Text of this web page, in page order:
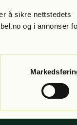
å sikre nettstedets
og i annonser